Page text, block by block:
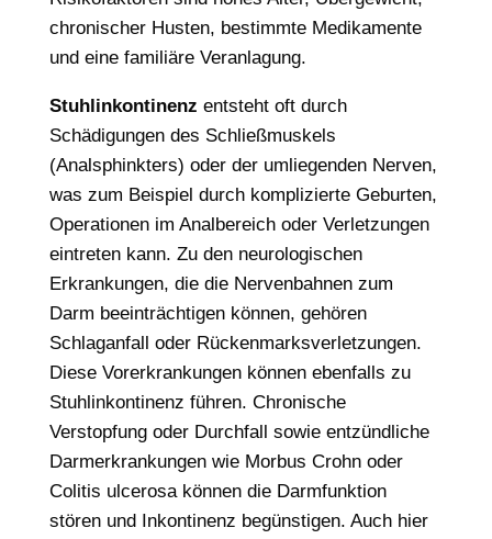
chronischer Husten, bestimmte Medikamente
und eine familiäre Veranlagung.
Stuhlinkontinenz entsteht oft durch
Schädigungen des Schließmuskels
(Analsphinkters) oder der umliegenden Nerven,
was zum Beispiel durch komplizierte Geburten,
Operationen im Analbereich oder Verletzungen
eintreten kann. Zu den neurologischen
Erkrankungen, die die Nervenbahnen zum
Darm beeinträchtigen können, gehören
Schlaganfall oder Rückenmarksverletzungen.
Diese Vorerkrankungen können ebenfalls zu
Stuhlinkontinenz führen. Chronische
Verstopfung oder Durchfall sowie entzündliche
Darmerkrankungen wie Morbus Crohn oder
Colitis ulcerosa können die Darmfunktion
stören und Inkontinenz begünstigen. Auch hier